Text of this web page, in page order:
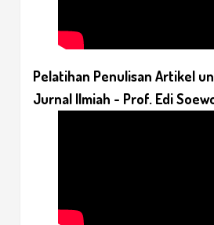
Pelatihan Penulisan Artikel
Jurnal Ilmiah - Prof. Edi